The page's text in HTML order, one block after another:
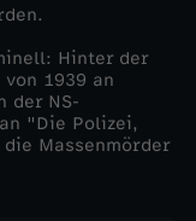
Hinter der
1939 an
der NS-
"Die Polizei,
Massenmörder